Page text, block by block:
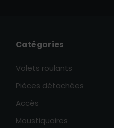
Catégories
Volets roulants
Pièces détachées
Accès
Moustiquaires